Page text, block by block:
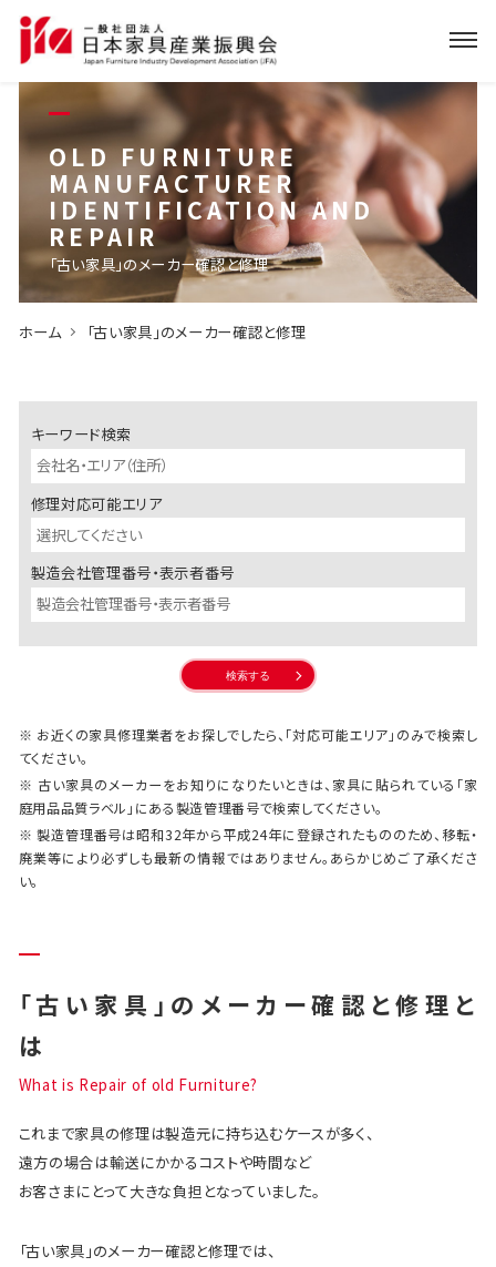
OLD FURNITURE
MANUFACTURER
IDENTIFICATION AND
REPAIR
「古い家具」のメーカー確認と修理
ホーム 「古い家具」のメーカー確認と修理
キーワード検索
修理対応可能エリア
製造会社管理番号・表示者番号
検索する
※ お近くの家具修理業者をお探しでしたら、「対応可能エリア」のみで検索し
てください。
※ 古い家具のメーカーをお知りになりたいときは、家具に貼られている「家
庭用品品質ラベル」にある製造管理番号で検索してください。
※ 製造管理番号は昭和32年から平成24年に登録されたもののため、移転・
廃業等により必ずしも最新の情報ではありません。あらかじめご了承くださ
い。
「古い家具」のメーカー確認と修理と
は
What is Repair of old Furniture?
これまで家具の修理は製造元に持ち込むケースが多く、
遠方の場合は輸送にかかるコストや時間など
お客さまにとって大きな負担となっていました。
「古い家具」のメーカー確認と修理では、